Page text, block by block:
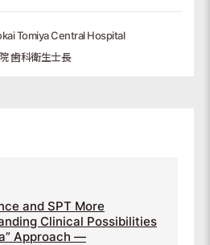
Tomiya Central Hospital
歯科衛生士長
and SPT More
Clinical Possibilities
Approach —